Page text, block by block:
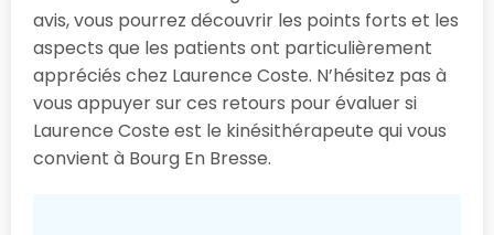
avis, vous pourrez découvrir les points forts et les
aspects que les patients ont particulièrement
appréciés chez Laurence Coste. N’hésitez pas à
vous appuyer sur ces retours pour évaluer si
Laurence Coste est le kinésithérapeute qui vous
convient à Bourg En Bresse.